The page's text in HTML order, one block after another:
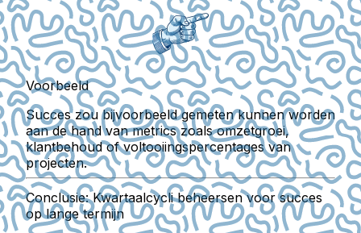
Voorbeeld
Succes zou bijvoorbeeld gemeten kunnen worden
aan de hand van metrics zoals omzetgroei,
klantbehoud of voltooiingspercentages van
projecten.
Conclusie: Kwartaalcycli beheersen voor succes
op lange termijn